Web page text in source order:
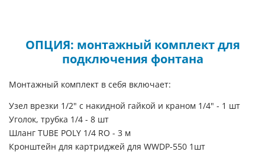
ОПЦИЯ: монтажный комплект для
подключения фонтана
Монтажный комплект в себя включает:
Узел врезки 1/2" с накидной гайкой и краном 1/4" - 1 шт
Уголок, трубка 1/4 - 8 шт
Шланг TUBE POLY 1/4 RO - 3 м
Кронштейн для картриджей для WWDP-550 1шт